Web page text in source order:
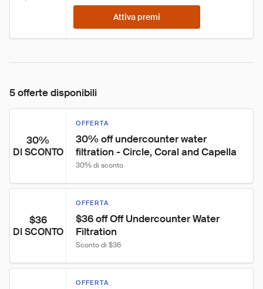
Attiva premi
5 offerte disponibili
30%
DI SCONTO
OFFERTA
30% off undercounter water
filtration - Circle, Coral and Capella
30% di sconto
$36
DI SCONTO
OFFERTA
$36 off Off Undercounter Water
Filtration
Sconto di $36
OFFERTA